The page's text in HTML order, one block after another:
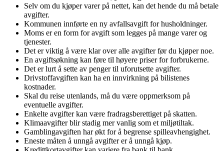
Selv om du kjøper varer på nettet, kan det hende du må betale
avgifter.
Kommunen innførte en ny avfallsavgift for husholdninger.
Moms er en form for avgift som legges på mange varer og
tjenester.
Det er viktig å være klar over alle avgifter før du kjøper noe.
En avgiftsøkning kan føre til høyere priser for forbrukerne.
Det er lurt å sette av penger til uforutsette avgifter.
Drivstoffavgiften kan ha en innvirkning på bilistenes
kostnader.
Skal du reise utenlands, må du være oppmerksom på
eventuelle avgifter.
Enkelte avgifter kan være fradragsberettiget på skatten.
Klimaavgifter blir stadig mer vanlig som et miljøtiltak.
Gamblingavgiften har økt for å begrense spilleavhengighet.
Eneste måten å unngå avgifter er å unngå kjøp.